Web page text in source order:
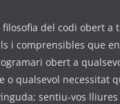
del codi obert a
i comprensibles que
obert a
o qualsevol necessitat
sentiu-vos